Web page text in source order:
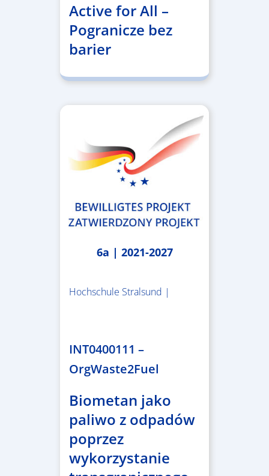
Active for All –
Pogranicze bez
barier
6a | 2021-2027
Hochschule Stralsund |
INT0400111 –
OrgWaste2Fuel
Biometan jako
paliwo z odpadów
poprzez
wykorzystanie